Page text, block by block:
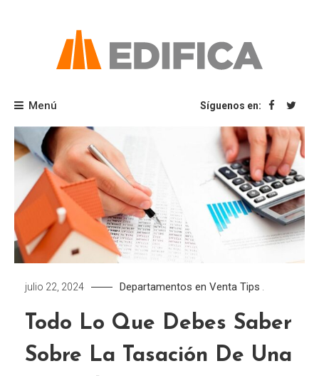
Blog Edifica
Menú Síguenos en:
julio 22, 2024 Departamentos en Venta Tips .
Todo Lo Que Debes Saber
Sobre La Tasación De Una